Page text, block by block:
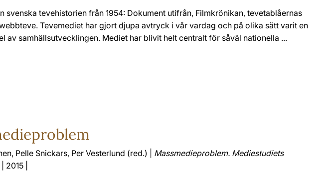
svenska tevehistorien från 1954: Dokument utifrån, Filmkrönikan, tevetablåernas
Tevemediet har gjort djupa avtryck i vår vardag och på olika sätt varit en
av samhällsutvecklingen. Mediet har blivit helt centralt för såväl nationella ...
Pelle Snickars, Per Vesterlund (red.) | Massmedieproblem. Mediestudiets
2015 |